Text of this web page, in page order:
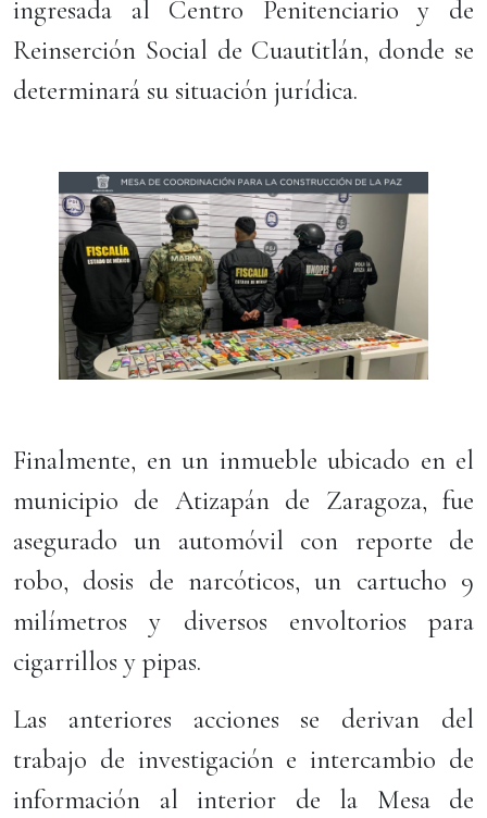
ingresada al Centro Penitenciario y de
Reinserción Social de Cuautitlán, donde se
determinará su situación jurídica.
Finalmente, en un inmueble ubicado en el
municipio de Atizapán de Zaragoza, fue
asegurado un automóvil con reporte de
robo, dosis de narcóticos, un cartucho 9
milímetros y diversos envoltorios para
cigarrillos y pipas.
Las anteriores acciones se derivan del
trabajo de investigación e intercambio de
información al interior de la Mesa de